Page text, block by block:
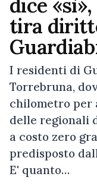
tira
I residenti di
Torrebruna,
chilometro per
delle regionali
a costo zero
predisposto
E' quanto…